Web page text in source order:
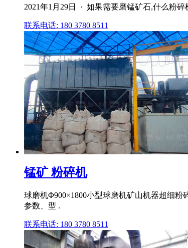
2021年1月29日 · 如果需要磨锰矿石,什么粉
联系电话: 180 3780 8511
锰矿 粉碎机
球磨机Φ900×1800小型球磨机矿山机器超细
参数、型 .
联系电话: 180 3780 8511